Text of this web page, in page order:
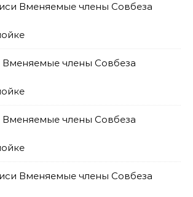
Вменяемые члены Совбеза
Вменяемые члены Совбеза
Вменяемые члены Совбеза
Вменяемые члены Совбеза